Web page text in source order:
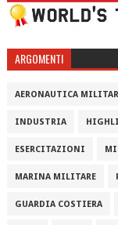
ARGOMENTI
AERONAUTICA
INDUSTRIA
ESERCITAZIONI
MARINA MILITARE
GUARDIA COSTIERA